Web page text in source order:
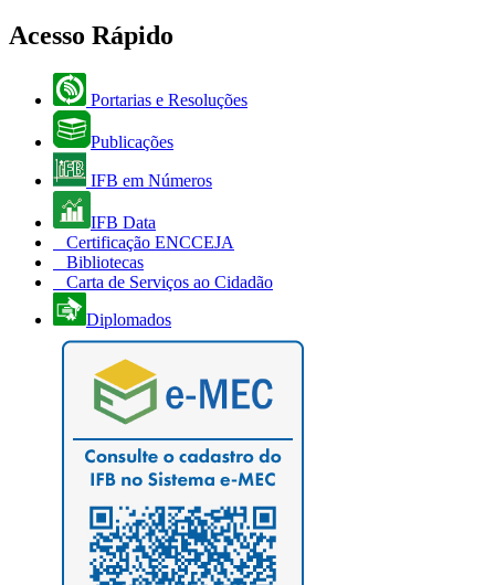
Acesso Rápido
Portarias e Resoluções
Publicações
IFB em Números
IFB Data
Certificação ENCCEJA
Bibliotecas
Carta de Serviços ao Cidadão
Diplomados